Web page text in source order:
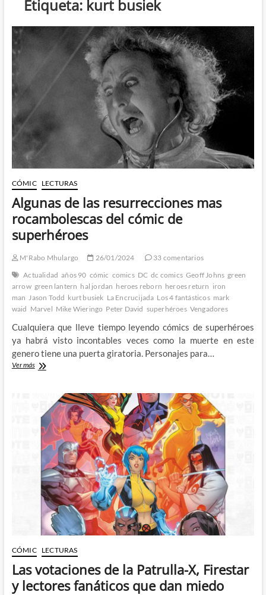
Etiqueta: kurt busiek
CÓMIC LECTURAS
Algunas de las resurrecciones mas
rocambolescas del cómic de
superhéroes
M'Rabo Mhulargo 26/01/2024
33 comentarios
Actualidad años 90 cómic comics DC dc comics Geoff Johns green
arrow green lantern hal jordan heroes reborn heroes return iron
man Jason Todd kurt busiek La Encrucijada Los 4 fantásticos mark
waid Marvel Mike Wieringo Peter David superhéroes Vengadores
Cualquiera que lleve tiempo leyendo cómics de superhéroes
ya habrá visto incontables veces como la muerte en este
genero tiene una puerta giratoria. Personajes para…
Ver másAlgunas
resurrecciones
rocambolescas
del
cómic
de
superhéroes
CÓMIC LECTURAS
Las votaciones de la Patrulla-X, Firestar
y lectores fanáticos que dan miedo